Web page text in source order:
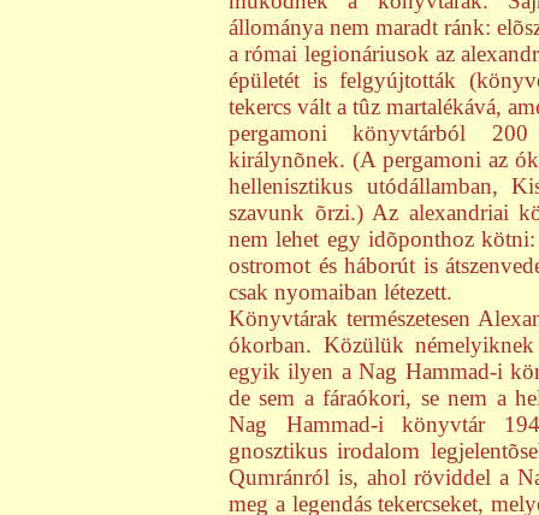
állománya nem maradt ránk:
a római legionáriusok az
épületét is felgyújtották
tekercs vált a tûz martalékává,
pergamoni könyvtárból 200
királynõnek. (A pergamoni az
hellenisztikus utódállamban,
szavunk õrzi.) Az alexandriai
nem lehet egy idõponthoz
ostromot és háborút is
csak nyomaiban létezett.
Könyvtárak természetesen
ókorban. Közülük
egyik ilyen a Nag Hammad-i
de sem a fáraókori, se nem a
Nag Hammad-i könyvtár
gnosztikus irodalom
Qumránról is, ahol röviddel a
meg a legendás tekercseket,